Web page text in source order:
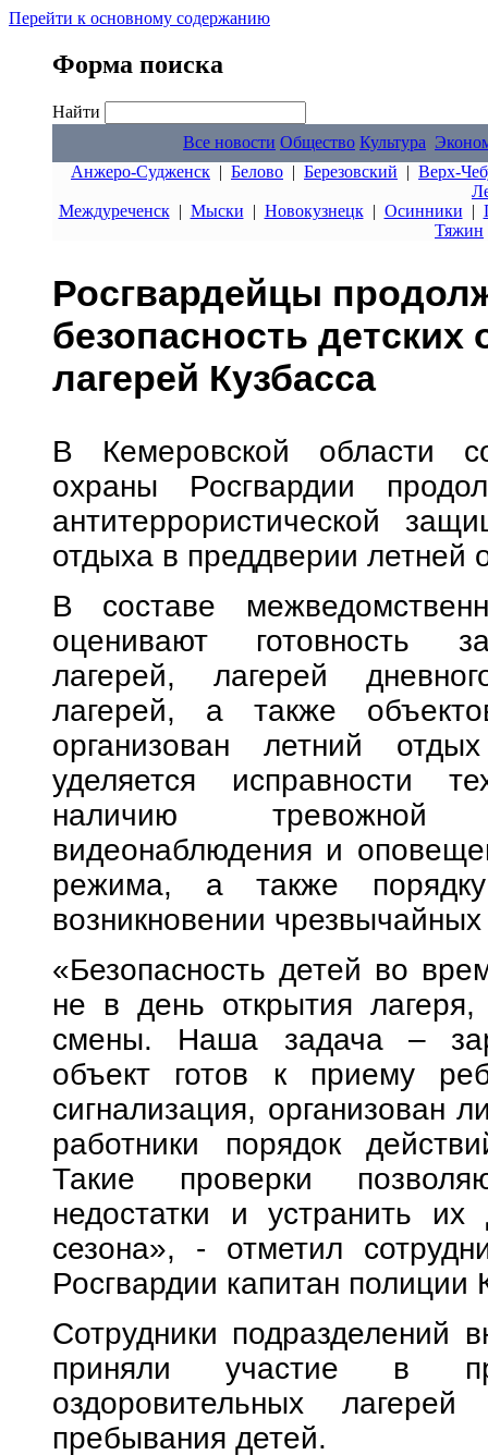
Перейти к основному содержанию
Форма поиска
Найти
Все новости Общество Культура
Анжеро-Судженск | Белово | Березовский | Верх-
Междуреченск| Мыски | Новокузнецк| Осинники |
Тяжин
Росгвардейцы
безопасность
лагерей Кузбасса
В Кемеровской области
охраны Росгвардии
антитеррористической
отдыха в преддверии летней
В составе
оценивают готовность
лагерей, лагерей
лагерей, а также
организован летний
уделяется исправности
наличию тревожной
видеонаблюдения и
режима, а также
возникновении
«Безопасность детей во
не в день открытия
смены. Наша задача –
объект готов к приему
сигнализация, организован
работники порядок
Такие проверки
недостатки и устранить их
сезона», - отметил
Росгвардии капитан полиции
Сотрудники подразделений
приняли участие в
оздоровительных
пребывания детей.